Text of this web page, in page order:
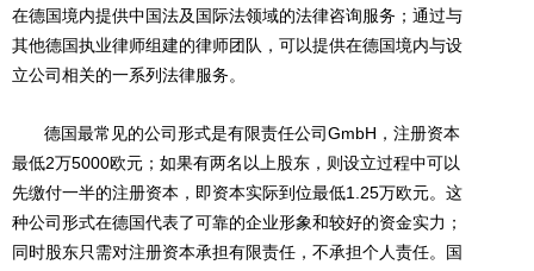
在德国境内提供中国法及国际法领域的法律咨询服务；通过与
其他德国执业律师组建的律师团队，可以提供在德国境内与设
立公司相关的一系列法律服务。
德国最常见的公司形式是有限责任公司GmbH，注册资本
最低2万5000欧元；如果有两名以上股东，则设立过程中可以
先缴付一半的注册资本，即资本实际到位最低1.25万欧元。这
种公司形式在德国代表了可靠的企业形象和较好的资金实力；
同时股东只需对注册资本承担有限责任，不承担个人责任。国